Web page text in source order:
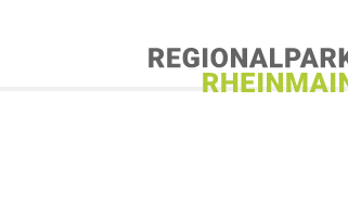
Hauptnavigation